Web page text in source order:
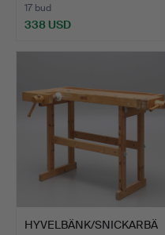
17 bud
338 USD
HYVELBÄNK/SNICKARBÄ